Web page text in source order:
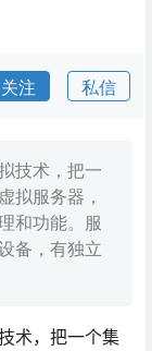
关注 私信
技术，把一
拟服务器，
和功能。服
备，有独立
术，把一个集